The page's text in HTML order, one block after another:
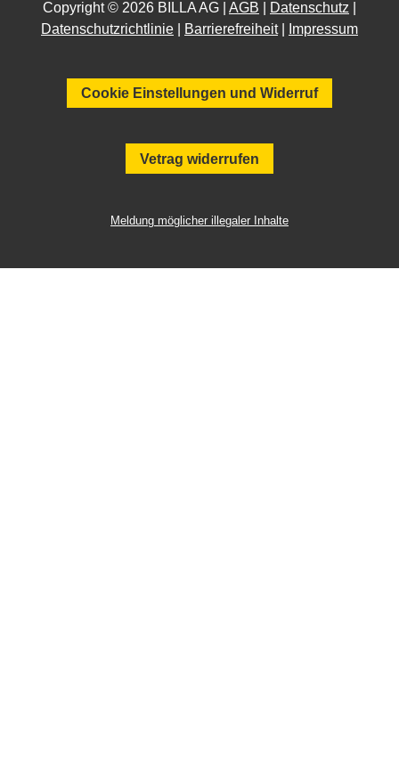
Copyright © 2026 BILLA AG | AGB Datenschutz
Datenschutzrichtlinie
Barrierefreiheit| Impressum
Cookie Einstellungen und Widerruf
Vetrag widerrufen
Meldung möglicher illegaler Inhalte